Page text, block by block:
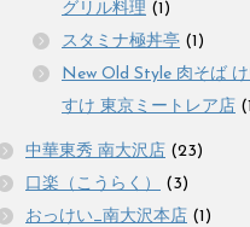
グリル料理 (1)
スタミナ極丼亭 (1)
New Old Style 肉そば
すけ 東京ミートレア店
中華東秀 南大沢店 (23)
口楽（こうらく）
(3)
おっけい_南大沢本店 (1)